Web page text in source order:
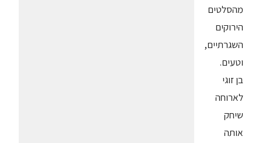
מהסלטים
הירוקים
השגרתיים,
וטעים.
בן זוגי
לארוחה
שיחק
אותה